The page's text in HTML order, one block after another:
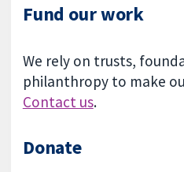
Fund our work
We rely on trusts,
philanthropy to make
Contact us.
Donate